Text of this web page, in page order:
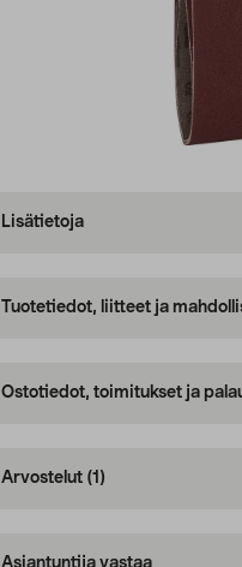
Lisätietoja
Tuotetiedot, liitteet ja
Ostotiedot, toimitukset ja
Arvostelut (1)
Asiantuntija vastaa